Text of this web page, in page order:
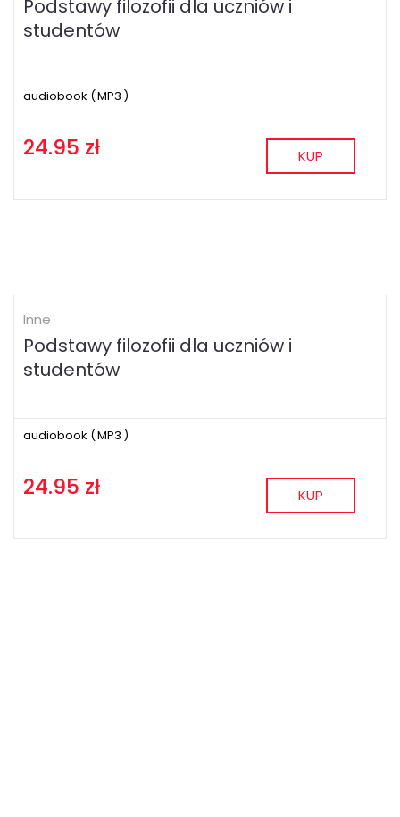
Podstawy filozofii dla uczniów i
studentów
audiobook (MP3 )
24.95 zł KUP
Inne
Podstawy filozofii dla uczniów i
studentów
audiobook (MP3 )
24.95 zł KUP